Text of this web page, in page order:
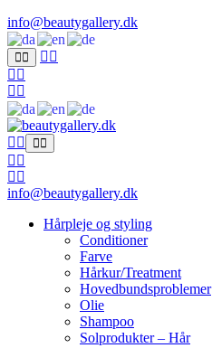
info@beautygallery.dk
info@beautygallery.dk
Hårpleje og styling
Conditioner
Farve
Hårkur/Treatment
Hovedbundsproblemer
Olie
Shampoo
Solprodukter – Hår